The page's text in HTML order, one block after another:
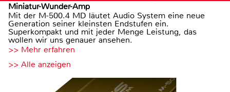
Miniatur-Wunder-Amp
Mit der M-500.4 MD läutet Audio System eine neue
Generation seiner kleinsten Endstufen ein.
Superkompakt und mit jeder Menge Leistung, das
wollen wir uns genauer ansehen.
>> Mehr erfahren
>> Alle anzeigen